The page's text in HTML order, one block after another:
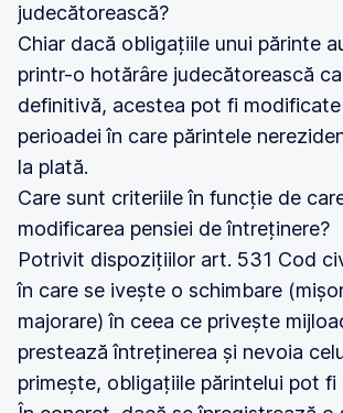
judecătorească?
Chiar dacă obligațiile unui părinte
printr-o hotărâre judecătorească
definitivă, acestea pot fi modificate
perioadei în care părintele
la plată.
Care sunt criteriile în funcție de
modificarea pensiei de întreținere?
Potrivit dispozițiilor art. 531 Cod
în care se ivește o schimbare
majorare) în ceea ce privește
prestează întreținerea și nevoia
primește, obligațiile părintelui pot fi